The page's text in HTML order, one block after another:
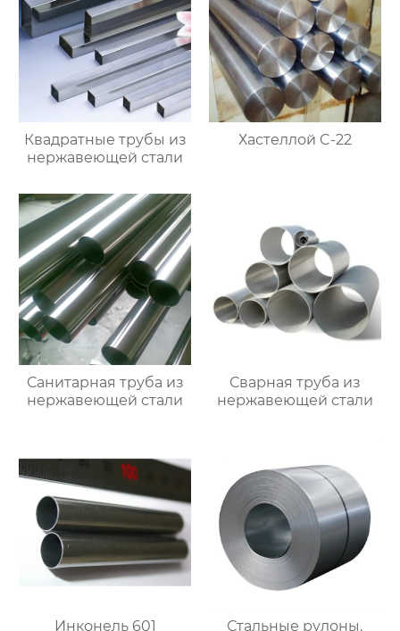
Квадратные трубы из
нержавеющей стали
Хастеллой C-22
Санитарная труба из
нержавеющей стали
Сварная труба из
нержавеющей стали
Инконель 601
Стальные рулоны,